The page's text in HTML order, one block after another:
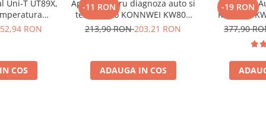
toc
T UT89X,
NCV, CAT III
RON
COS
-11 RON
Aparat pentru diagnoza auto si
tester auto KONNWEI KW808
Toate Marcile Dupa 1996
213,90 RON203,21 RON
ADAUGA IN COS
-19 RON
Diagnoza
Konnwei
Tester Auto
Diagnostic
SRS
377,90